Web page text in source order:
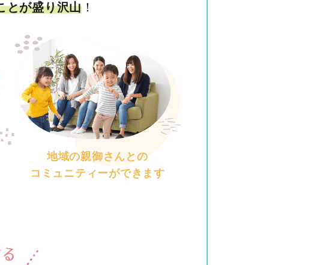
とが盛り沢山 ！
地域の親御さんとの
コミュニティーができます